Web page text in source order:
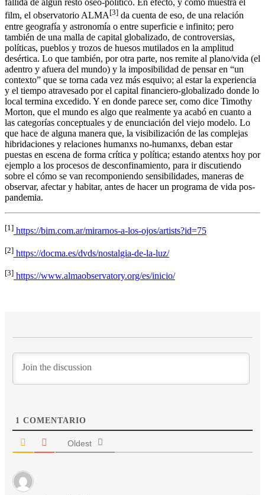
fallida de algún resto óseo-político. En efecto, y como muestra el
film, el observatorio ALMA[3] da cuenta de eso, de una relación
entre geografía y astronomía o entre superficie e infinito; pero
también de una malla de capital globalizado, de controversias,
políticas, pueblos y trozos de huesos mutilados en la amplitud
desértica. Lo que también, por otra parte, nos remite al plano/vida (el
adentro y afuera del mundo) y la imposibilidad de pensar en “un
contexto” que se torna cada vez más esquivo; al estar la experiencia
y el tiempo atravesado por el capital financiero-globalizado donde lo
local termina excedido. Y en donde parece ser, como dice Timothy
Morton, que el mundo es algo que realmente ya acabó en cuanto a
las categorías conceptuales y de enunciación del viejo modelo. Lo
que hace de alguna manera que, la visibilización de las complejas
hibridaciones y relaciones humanxs no-humanxs, deban estar
puestas en escena de forma crítica y política; estando atentxs hoy por
ejemplo a los procesos de desconfinamiento, para ir discutiendo
sobre el cómo se van recomponiendo sensibilidades, maneras de
observar, afectar y habitar, antes de hacer un programa de vida pos-
pandemia.
[1] https://bim.com.ar/mirarnos-a-los-ojos/artists?id=75
[2] https://docma.es/dvds/nostalgia-de-la-luz/
[3] https://www.almaobservatory.org/es/inicio/
1 COMENTARIO
Oldest